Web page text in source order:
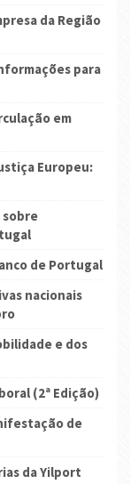
da Região
para
em
Europeu:
sobre
de Portugal
nacionais
e dos
(2ª Edição)
de
da Yilport